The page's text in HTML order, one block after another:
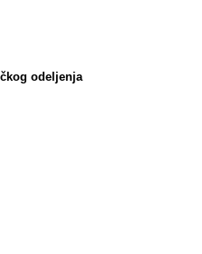
odelјenja